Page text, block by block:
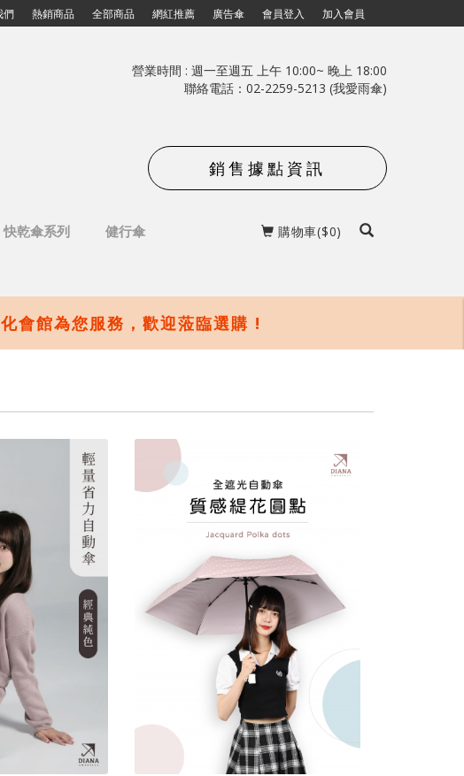
加入會員
會員登入
廣告傘
網紅推薦
全部商品
熱銷商品
們
營業時間 : 週一至週五 上午 10:00~ 晚上 18:00
聯絡電話：02-2259-5213 (我愛雨傘)
銷售據點資訊
快乾傘系列 健行傘 購物車($0)
樓甜甜圈前為您服務，歡迎蒞臨選購 !